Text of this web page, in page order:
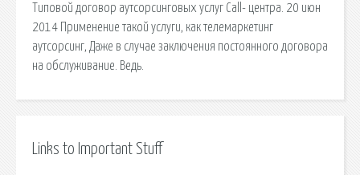
Типовой договор аутсорсинговых услуг Сall- центра. 20 июн
2014 Применение такой услуги, как телемаркетинг
аутсорсинг, Даже в случае заключения постоянного договора
на обслуживание. Ведь.
Links to Important Stuff